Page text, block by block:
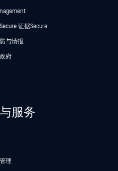
证据Secure
与情报
府
服务
理